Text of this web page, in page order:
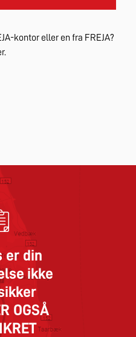
kontor eller en fra FREJA?
er din
ikke
OGSÅ